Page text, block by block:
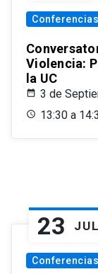
Conferencias
Violencia:
la UC
3 de
13:30 a
23 JUL
Conferencias